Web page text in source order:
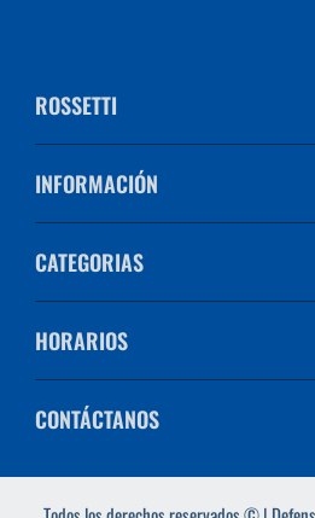
ROSSETTI
INFORMACIÓN
CATEGORIAS
HORARIOS
CONTÁCTANOS